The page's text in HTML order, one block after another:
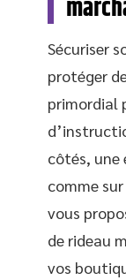
Sécuriser
protéger
primordial
côtés, une
comme
vous
de rideau
vos